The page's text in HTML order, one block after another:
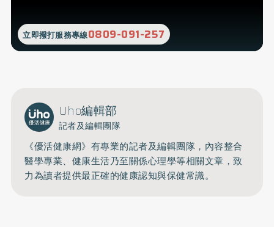
立即撥打服務專線0809-091-257
Uho編輯部
記者及編輯團隊
《優活健康網》有專業的記者及編輯團隊，內容整合
醫學專業、健康生活乃至關係心理學等相關文章，致
力為讀者提供最正確的健康認知與保健常識。